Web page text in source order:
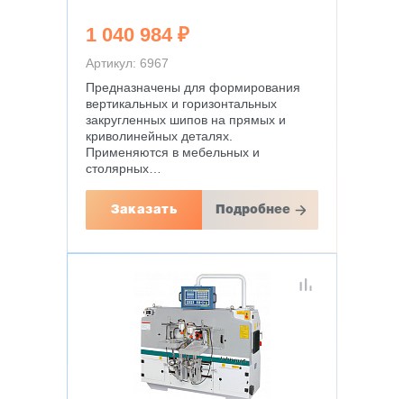
1 040 984 ₽
Артикул: 6967
Предназначены для формирования
вертикальных и горизонтальных
закругленных шипов на прямых и
криволинейных деталях.
Применяются в мебельных и
столярных…
Заказать Подробнее